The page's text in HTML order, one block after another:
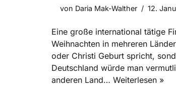
von Daria Mak-Walther 12.
Eine große international tätige
Weihnachten in mehreren
oder Christi Geburt spricht,
Deutschland würde man
anderen Land… Weiterlesen »